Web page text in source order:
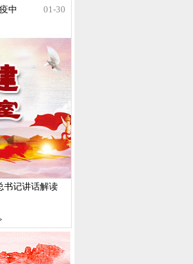
01-30
中
书记讲话解读